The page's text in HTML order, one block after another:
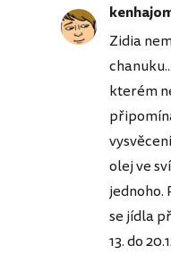
Zidia
kterém
olej ve
jednoho.
se jídla
13. do